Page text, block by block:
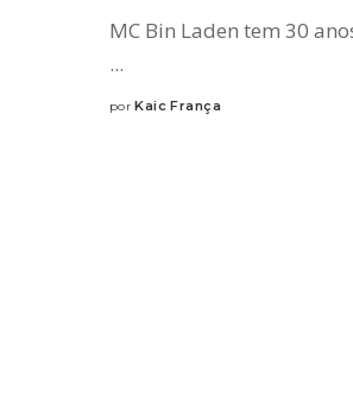
MC Bin Laden tem 30
...
Posted
por Kaic França